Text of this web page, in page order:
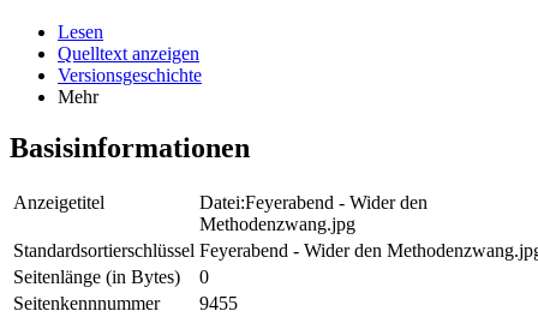
Lesen
Quelltext anzeigen
Versionsgeschichte
Mehr
Basisinformationen
Anzeigetitel
Datei:Feyerabend - Wider den
Methodenzwang.jpg
Standardsortierschlüssel Feyerabend - Wider den
Seitenlänge (in Bytes)
0
Seitenkennnummer
9455